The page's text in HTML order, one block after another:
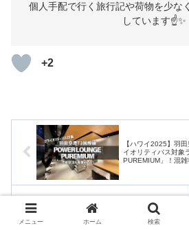
個人手配で行く旅行記や荷物を少な
しています☝️✨
+2
【ハワイ2025】羽
イオリティパス対象
PUREMIUM」！混雑
【ハワイ2025】MPC（モバイル・パスポート・コン
トロール）を使って待ち時間を短縮！ハワイの入国審
査の様子をレポート！
メニュー ホーム 検索